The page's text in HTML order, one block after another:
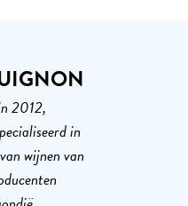
2012,
in
wijnen van